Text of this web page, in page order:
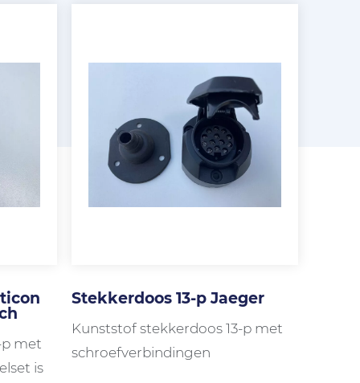
p met
is
Stekkerdoos 13-p Jaeger
Kunststof stekkerdoos 13-p met
schroefverbindingen